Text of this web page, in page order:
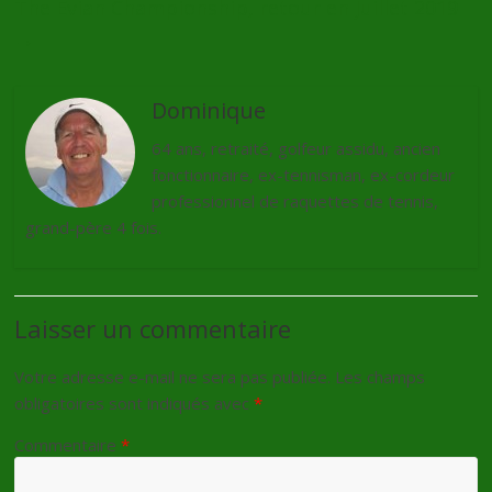
Dominique
64 ans, retraité, golfeur assidu, ancien
fonctionnaire, ex-tennisman, ex-cordeur
professionnel de raquettes de tennis,
grand-père 4 fois.
Laisser un commentaire
Votre adresse e-mail ne sera pas publiée. Les champs
obligatoires sont indiqués avec*
Commentaire*